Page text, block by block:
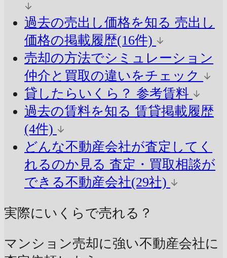
過去の売出し価格を知る 売出し
価格の掲載履歴(16件)
売却の方法でシミュレーション
仲介と買取の違いをチェック
貸したらいくら？ 参考賃料
過去の賃料を知る 賃貸掲載履歴
(4件)
どんな不動産会社が査定してく
れるのか見る 査定・買取相談が
できる不動産会社(29社)
実際にいくらで売れる？
マンション売却に強い不動産会社に